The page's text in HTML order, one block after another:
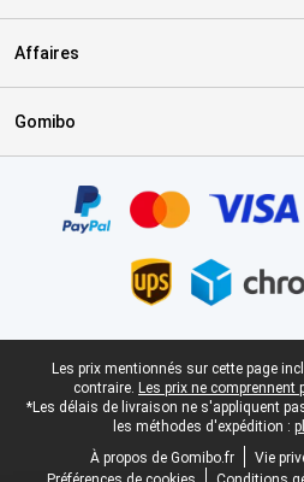
Affaires
Gomibo
Pied-de-page légal
Les prix mentionnés sur cette page
contraire. Les prix ne
*Les délais de livraison ne s'appliquent
les méthodes d'expédition :
À propos de Gomibo.fr
Vie